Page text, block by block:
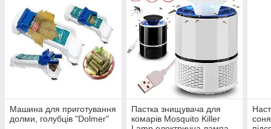
Машина для приготування
долми, голубців "Dolmer"
Пастка знищувача для
комарів Mosquito Killer